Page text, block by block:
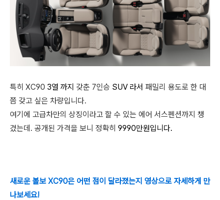
특히 XC90 3열 까지 갖춘 7인승 SUV 라서 패밀리 용도로 한 대
쯤 갖고 싶은 차량입니다.
여기에 고급차만의 상징이라고 할 수 있는 에어 서스펜션까지 챙
겼는데. 공개된 가격을 보니 정확히 9990만원입니다.
새로운 볼보 XC90은 어떤 점이 달라졌는지 영상으로 자세하게 만
나보세요!